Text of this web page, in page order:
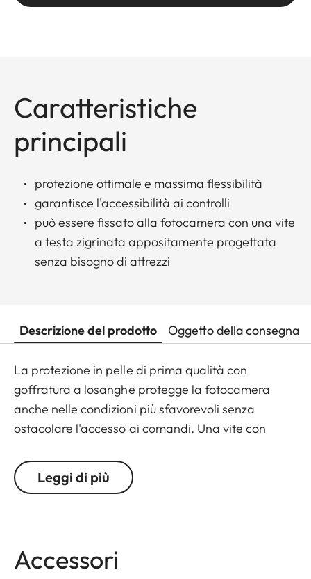
Caratteristiche
principali
protezione ottimale e massima flessibilità
garantisce l'accessibilità ai controlli
può essere fissato alla fotocamera con una vite
a testa zigrinata appositamente progettata
senza bisogno di attrezzi
Descrizione del prodotto Oggetto della consegna
La protezione in pelle di prima qualità con
goffratura a losanghe protegge la fotocamera
anche nelle condizioni più sfavorevoli senza
ostacolare l'accesso ai comandi. Una vite con
rimuovere rapidamente la protezione senza
bisogno di attrezzi.
Leggi di più
Accessori